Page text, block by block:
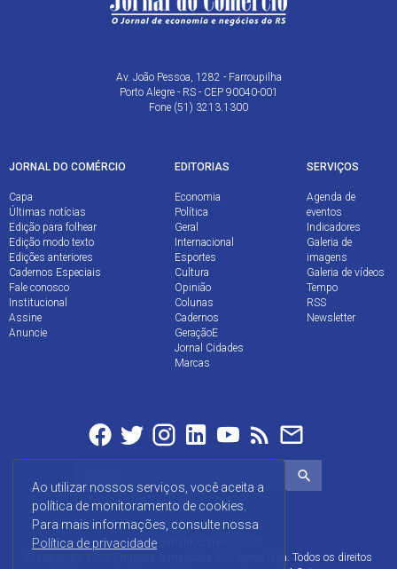
Ao utilizar nossos serviços, você aceita a
política de monitoramento de cookies.
Para mais informações, consulte nossa
Política de privacidade
Av. João Pessoa, 1282 - Farroupilha
Porto Alegre - RS - CEP 90040-001
Fone (51) 3213.1300
JORNAL DO COMÉRCIO
Capa
Últimas notícias
Edição para folhear
Edição modo texto
Edições anteriores
Cadernos Especiais
Fale conosco
Institucional
Assine
Anuncie
EDITORIAS
Economia
Política
Geral
Internacional
Esportes
Cultura
Opinião
Colunas
Cadernos
GeraçãoE
Jornal Cidades
Marcas
SERVIÇOS
Agenda de
eventos
Indicadores
Galeria de
imagens
Galeria de vídeos
Tempo
RSS
Newsletter
www.jornaldocomercio.com
© Copyright 2022 Empresa Jornalística J.C. Jarros Ltda. Todos os direitos